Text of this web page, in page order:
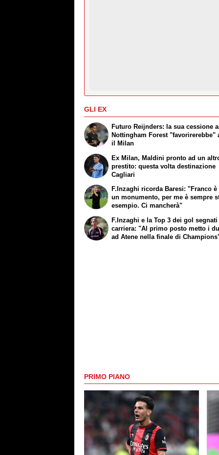
GLI EX
Futuro Reijnders: la sua cessione al
Nottingham Forest "favorirerebbe"
il Milan
Ex Milan, Maldini pronto ad un
prestito: questa volta destinazione
Cagliari
F.Inzaghi ricorda Baresi: "Franco è
un monumento, per me è sempre
esempio. Ci mancherà"
F.Inzaghi e la Top 3 dei gol
carriera: "Al primo posto metto i
ad Atene nella finale di
PRIMO PIANO